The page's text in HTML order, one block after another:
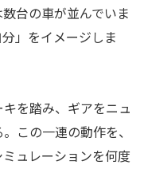
台の車が並んでいま
」をイメージしま
を踏み、ギアをニュ
この一連の動作を、
ュレーションを何度